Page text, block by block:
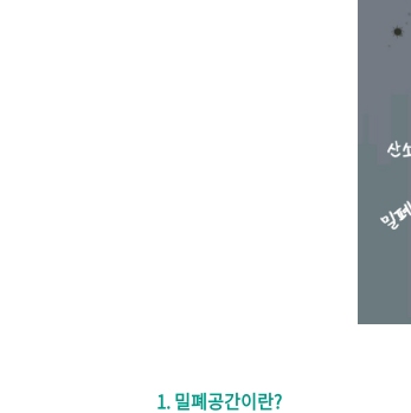
1. 밀폐공간이란?